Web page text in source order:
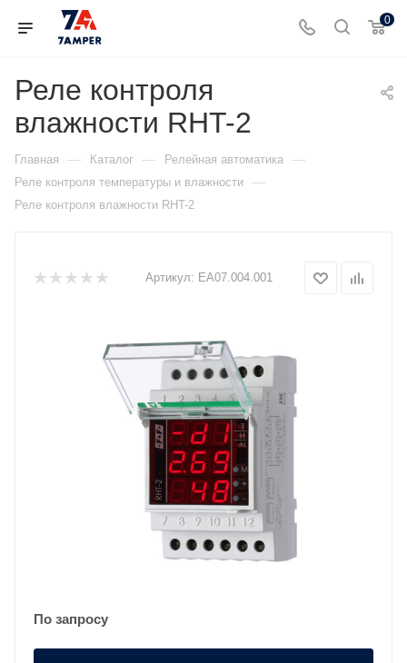
0
Реле контроля
влажности RHT-2
Главная — Каталог — Релейная автоматика —
Реле контроля температуры и влажности —
Реле контроля влажности RHT-2
Артикул: ЕА07.004.001
По запросу